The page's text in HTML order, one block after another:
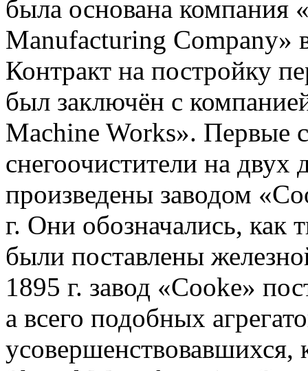
была основана компания
Manufacturing Company»
Контракт на постройку
был заключён с
Machine Works». Первые
снегоочистители на
произведены заводом
г. Они обозначались, как
были поставлены
1895 г. завод «Cooke»
а всего подобных
усовершенствовавшихся,